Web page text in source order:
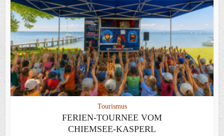
Tourismus
FERIEN-TOURNEE VOM
CHIEMSEE-KASPERL